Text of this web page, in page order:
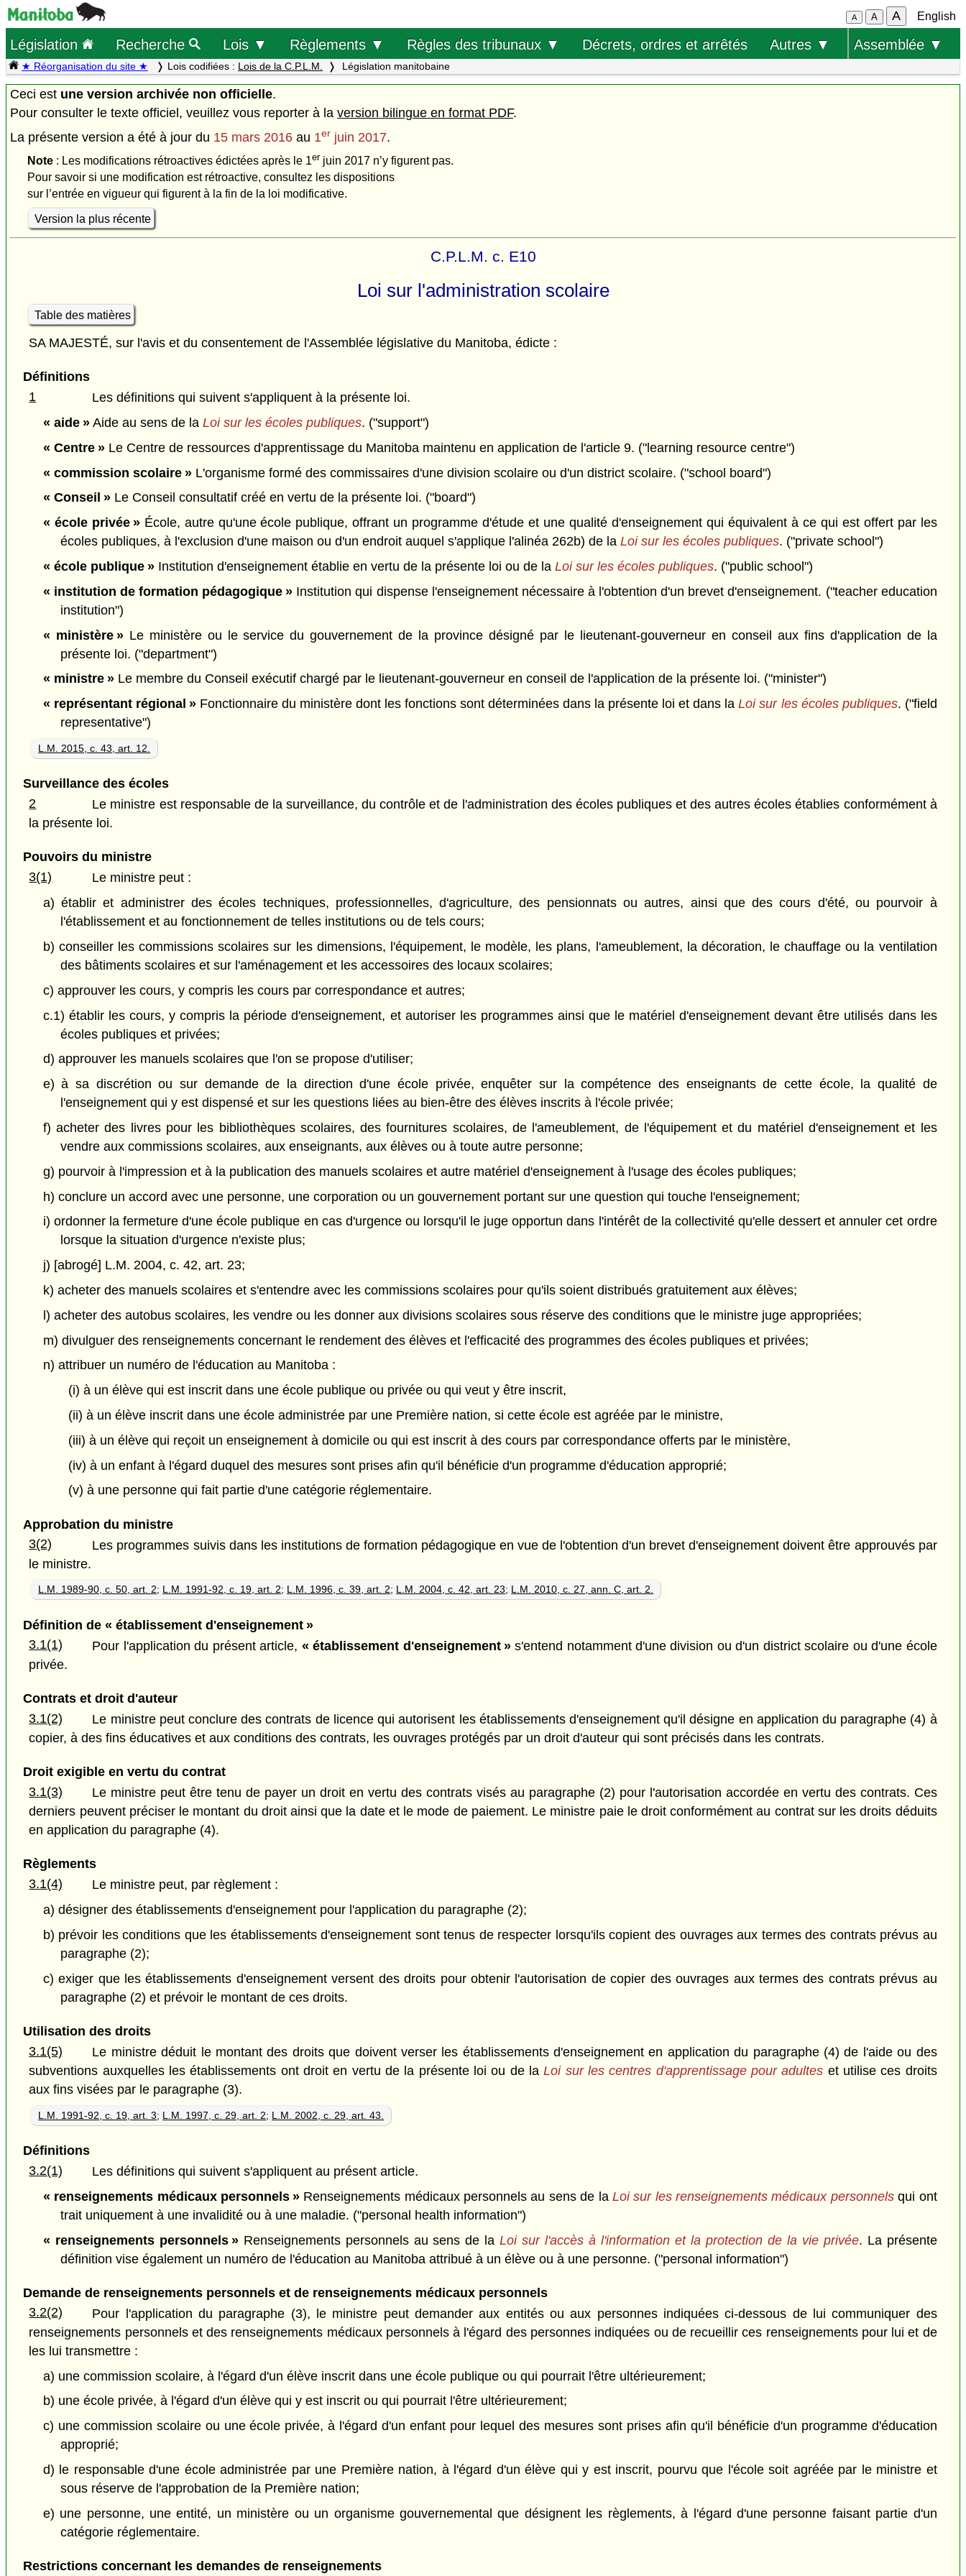
A A A English
Législation Recherche Lois ▼ Règlements ▼ Règles des tribunaux ▼ Décrets, ordres et arrêtés Autres ▼ Assemblée ▼
★ Réorganisation du site ★ Lois codifiées : Lois de la C.P.L.M. Législation manitobaine
Ceci est une version archivée non officielle.
Pour consulter le texte officiel, veuillez vous reporter à la version bilingue en format PDF.
La présente version a été à jour du 15 mars 2016 au 1er juin 2017.
Note: Les modifications rétroactives édictées après le 1er juin 2017 n’y figurent pas.
Pour savoir si une modification est rétroactive, consultez les dispositions
sur l’entrée en vigueur qui figurent à la fin de la loi modificative.
Version la plus récente
C.P.L.M. c. E10
Loi sur l'administration scolaire
Table des matières
SA MAJESTÉ, sur l'avis et du consentement de l'Assemblée législative du Manitoba, édicte :
Définitions
1
Les définitions qui suivent s'appliquent à la présente loi.
« aide »Aide au sens de la Loi sur les écoles publiques. ("support")
« Centre » Le Centre de ressources d'apprentissage du Manitoba maintenu en application de l'article 9. ("learning resource centre")
« commission scolaire »L'organisme formé des commissaires d'une division scolaire ou d'un district scolaire. ("school board")
« Conseil »Le Conseil consultatif créé en vertu de la présente loi. ("board")
« école privée »École, autre qu'une école publique, offrant un programme d'étude et une qualité d'enseignement qui équivalent à ce qui est offert par les
écoles publiques, à l'exclusion d'une maison ou d'un endroit auquel s'applique l'alinéa 262b) de laLoi sur les écoles publiques. ("private school")
« école publique »Institution d'enseignement établie en vertu de la présente loi ou de la Loi sur les écoles publiques. ("public school")
« institution de formation pédagogique » Institution qui dispense l'enseignement nécessaire à l'obtention d'un brevet d'enseignement. ("teacher education
institution")
« ministère »Le ministère ou le service du gouvernement de la province désigné par le lieutenant-gouverneur en conseil aux fins d'application de la
présente loi. ("department")
« ministre »Le membre du Conseil exécutif chargé par le lieutenant-gouverneur en conseil de l'application de la présente loi. ("minister")
« représentant régional »Fonctionnaire du ministère dont les fonctions sont déterminées dans la présente loi et dans laLoi sur les écoles publiques. ("field
representative")
L.M. 2015, c. 43, art. 12.
Surveillance des écoles
2
Le ministre est responsable de la surveillance, du contrôle et de l'administration des écoles publiques et des autres écoles établies conformément à
la présente loi.
Pouvoirs du ministre
3(1)
Le ministre peut :
a) établir et administrer des écoles techniques, professionnelles, d'agriculture, des pensionnats ou autres, ainsi que des cours d'été, ou pourvoir à
l'établissement et au fonctionnement de telles institutions ou de tels cours;
b) conseiller les commissions scolaires sur les dimensions, l'équipement, le modèle, les plans, l'ameublement, la décoration, le chauffage ou la ventilation
des bâtiments scolaires et sur l'aménagement et les accessoires des locaux scolaires;
c) approuver les cours, y compris les cours par correspondance et autres;
c.1) établir les cours, y compris la période d'enseignement, et autoriser les programmes ainsi que le matériel d'enseignement devant être utilisés dans les
écoles publiques et privées;
d) approuver les manuels scolaires que l'on se propose d'utiliser;
e) à sa discrétion ou sur demande de la direction d'une école privée, enquêter sur la compétence des enseignants de cette école, la qualité de
l'enseignement qui y est dispensé et sur les questions liées au bien-être des élèves inscrits à l'école privée;
f) acheter des livres pour les bibliothèques scolaires, des fournitures scolaires, de l'ameublement, de l'équipement et du matériel d'enseignement et les
vendre aux commissions scolaires, aux enseignants, aux élèves ou à toute autre personne;
g) pourvoir à l'impression et à la publication des manuels scolaires et autre matériel d'enseignement à l'usage des écoles publiques;
h) conclure un accord avec une personne, une corporation ou un gouvernement portant sur une question qui touche l'enseignement;
i) ordonner la fermeture d'une école publique en cas d'urgence ou lorsqu'il le juge opportun dans l'intérêt de la collectivité qu'elle dessert et annuler cet ordre
lorsque la situation d'urgence n'existe plus;
j) [abrogé] L.M. 2004, c. 42, art. 23;
k) acheter des manuels scolaires et s'entendre avec les commissions scolaires pour qu'ils soient distribués gratuitement aux élèves;
l) acheter des autobus scolaires, les vendre ou les donner aux divisions scolaires sous réserve des conditions que le ministre juge appropriées;
m) divulguer des renseignements concernant le rendement des élèves et l'efficacité des programmes des écoles publiques et privées;
n) attribuer un numéro de l'éducation au Manitoba :
(i) à un élève qui est inscrit dans une école publique ou privée ou qui veut y être inscrit,
(ii) à un élève inscrit dans une école administrée par une Première nation, si cette école est agréée par le ministre,
(iii) à un élève qui reçoit un enseignement à domicile ou qui est inscrit à des cours par correspondance offerts par le ministère,
(iv) à un enfant à l'égard duquel des mesures sont prises afin qu'il bénéficie d'un programme d'éducation approprié;
(v) à une personne qui fait partie d'une catégorie réglementaire.
Approbation du ministre
3(2)
Les programmes suivis dans les institutions de formation pédagogique en vue de l'obtention d'un brevet d'enseignement doivent être approuvés par
le ministre.
L.M. 1989-90, c. 50, art. 2; L.M. 1991-92, c. 19, art. 2; L.M. 1996, c. 39, art. 2; L.M. 2004, c. 42, art. 23; L.M. 2010, c. 27, ann. C, art. 2.
Définition de « établissement d'enseignement »
3.1(1)
Pour l'application du présent article, « établissement d'enseignement »s'entend notamment d'une division ou d'un district scolaire ou d'une école
privée.
Contrats et droit d'auteur
3.1(2)
Le ministre peut conclure des contrats de licence qui autorisent les établissements d'enseignement qu'il désigne en application du paragraphe (4) à
copier, à des fins éducatives et aux conditions des contrats, les ouvrages protégés par un droit d'auteur qui sont précisés dans les contrats.
Droit exigible en vertu du contrat
3.1(3)
Le ministre peut être tenu de payer un droit en vertu des contrats visés au paragraphe (2) pour l'autorisation accordée en vertu des contrats. Ces
derniers peuvent préciser le montant du droit ainsi que la date et le mode de paiement. Le ministre paie le droit conformément au contrat sur les droits déduits
en application du paragraphe (4).
Règlements
3.1(4)
Le ministre peut, par règlement :
a) désigner des établissements d'enseignement pour l'application du paragraphe (2);
b) prévoir les conditions que les établissements d'enseignement sont tenus de respecter lorsqu'ils copient des ouvrages aux termes des contrats prévus au
paragraphe (2);
c) exiger que les établissements d'enseignement versent des droits pour obtenir l'autorisation de copier des ouvrages aux termes des contrats prévus au
paragraphe (2) et prévoir le montant de ces droits.
Utilisation des droits
3.1(5)
Le ministre déduit le montant des droits que doivent verser les établissements d'enseignement en application du paragraphe (4) de l'aide ou des
subventions auxquelles les établissements ont droit en vertu de la présente loi ou de laLoi sur les centres d'apprentissage pour adultes et utilise ces droits
aux fins visées par le paragraphe (3).
L.M. 1991-92, c. 19, art. 3; L.M. 1997, c. 29, art. 2; L.M. 2002, c. 29, art. 43.
Définitions
3.2(1)
Les définitions qui suivent s'appliquent au présent article.
« renseignements médicaux personnels »Renseignements médicaux personnels au sens de la Loi sur les renseignements médicaux personnelsqui ont
trait uniquement à une invalidité ou à une maladie. ("personal health information")
« renseignements personnels »Renseignements personnels au sens de laLoi sur l'accès à l'information et la protection de la vie privée. La présente
définition vise également un numéro de l'éducation au Manitoba attribué à un élève ou à une personne. ("personal information")
Demande de renseignements personnels et de renseignements médicaux personnels
3.2(2)
Pour l'application du paragraphe (3), le ministre peut demander aux entités ou aux personnes indiquées ci-dessous de lui communiquer des
renseignements personnels et des renseignements médicaux personnels à l'égard des personnes indiquées ou de recueillir ces renseignements pour lui et de
les lui transmettre :
a) une commission scolaire, à l'égard d'un élève inscrit dans une école publique ou qui pourrait l'être ultérieurement;
b) une école privée, à l'égard d'un élève qui y est inscrit ou qui pourrait l'être ultérieurement;
c) une commission scolaire ou une école privée, à l'égard d'un enfant pour lequel des mesures sont prises afin qu'il bénéficie d'un programme d'éducation
approprié;
d) le responsable d'une école administrée par une Première nation, à l'égard d'un élève qui y est inscrit, pourvu que l'école soit agréée par le ministre et
sous réserve de l'approbation de la Première nation;
e) une personne, une entité, un ministère ou un organisme gouvernemental que désignent les règlements, à l'égard d'une personne faisant partie d'un
catégorie réglementaire.
Restrictions concernant les demandes de renseignements